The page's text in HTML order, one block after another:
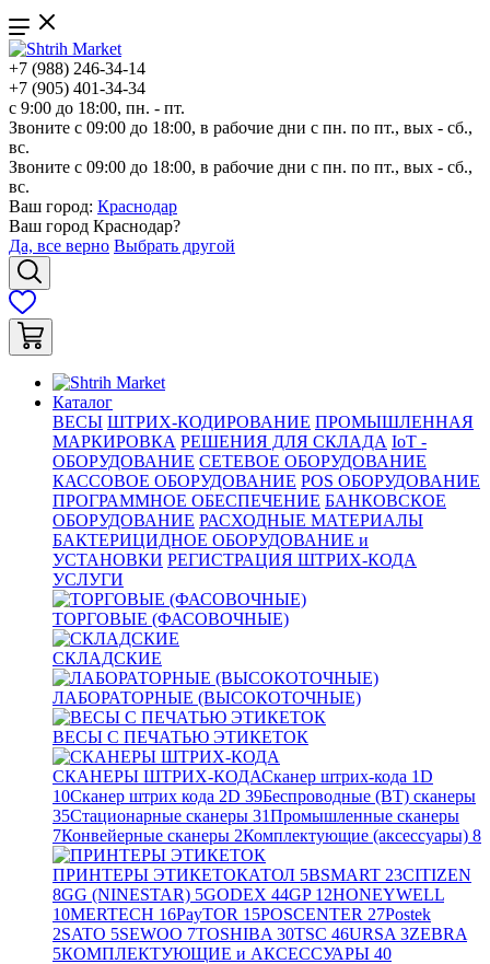
+7 (988) 246-34-14
+7 (905) 401-34-34
с 9:00 до 18:00, пн. - пт.
Звоните с 09:00 до 18:00, в рабочие дни с пн. по пт., вых - сб.,
вс.
Звоните с 09:00 до 18:00, в рабочие дни с пн. по пт., вых - сб.,
вс.
Ваш город: Краснодар
Ваш город Краснодар?
Да, все верно Выбрать другой
Каталог
ВЕСЫ ШТРИХ-КОДИРОВАНИЕ ПРОМЫШЛЕННАЯ
МАРКИРОВКА РЕШЕНИЯ ДЛЯ СКЛАДА IoT -
ОБОРУДОВАНИЕ СЕТЕВОЕ ОБОРУДОВАНИЕ
КАССОВОЕ ОБОРУДОВАНИЕ POS ОБОРУДОВАНИЕ
ПРОГРАММНОЕ ОБЕСПЕЧЕНИЕ БАНКОВСКОЕ
ОБОРУДОВАНИЕ РАСХОДНЫЕ МАТЕРИАЛЫ
БАКТЕРИЦИДНОЕ ОБОРУДОВАНИЕ и
УСТАНОВКИ РЕГИСТРАЦИЯ ШТРИХ-КОДА
УСЛУГИ
ТОРГОВЫЕ (ФАСОВОЧНЫЕ)
СКЛАДСКИЕ
ЛАБОРАТОРНЫЕ (ВЫСОКОТОЧНЫЕ)
ВЕСЫ С ПЕЧАТЬЮ ЭТИКЕТОК
СКАНЕРЫ ШТРИХ-КОДАСканер штрих-кода 1D
10Сканер штрих кода 2D 39Беспроводные (BT) сканеры
35Стационарные сканеры 31Промышленные сканеры
7Конвейерные сканеры 2Комплектующие (аксессуары) 8
ПРИНТЕРЫ ЭТИКЕТОКАТОЛ 5BSMART 23CITIZEN
8GG (NINESTAR) 5GODEX 44GP12HONEYWELL
10MERTECH 16PayTOR 15POSCENTER 27Postek
2SATO 5SEWOO 7TOSHIBA 30TSC 46URSA 3ZEBRA
5КОМПЛЕКТУЮЩИЕ и АКСЕССУАРЫ 40